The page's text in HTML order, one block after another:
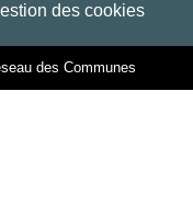
des cookies
des Communes